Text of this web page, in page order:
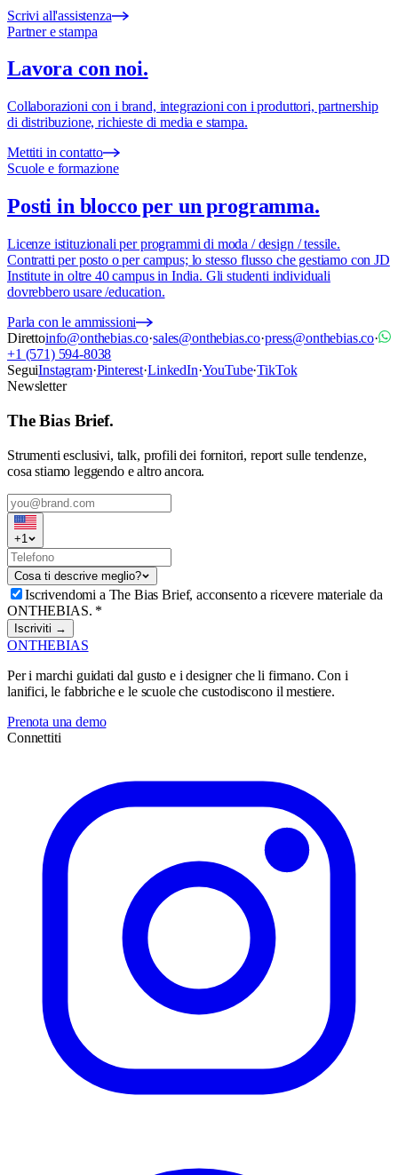
Scrivi all'assistenza
Partner e stampa
Lavora con noi.
Collaborazioni con i brand, integrazioni con i produttori, partnership
di distribuzione, richieste di media e stampa.
Mettiti in contatto
Scuole e formazione
Posti in blocco per un programma.
Licenze istituzionali per programmi di moda / design / tessile.
Contratti per posto o per campus; lo stesso flusso che gestiamo con JD
Institute in oltre 40 campus in India. Gli studenti individuali
dovrebbero usare /education.
Parla con le ammissioni
Direttoinfo@onthebias.co·sales@onthebias.co·press@onthebias.co·
+1 (571) 594-8038
SeguiInstagram·Pinterest·LinkedIn·YouTube·TikTok
Newsletter
The Bias Brief.
Strumenti esclusivi, talk, profili dei fornitori, report sulle tendenze,
cosa stiamo leggendo e altro ancora.
+1
Cosa ti descrive meglio?
Iscrivendomi a The Bias Brief, acconsento a ricevere materiale da
ONTHEBIAS. *
Iscriviti →
ONTHEBIAS
Per i marchi guidati dal gusto e i designer che li firmano. Con i
lanifici, le fabbriche e le scuole che custodiscono il mestiere.
Prenota una demo
Connettiti